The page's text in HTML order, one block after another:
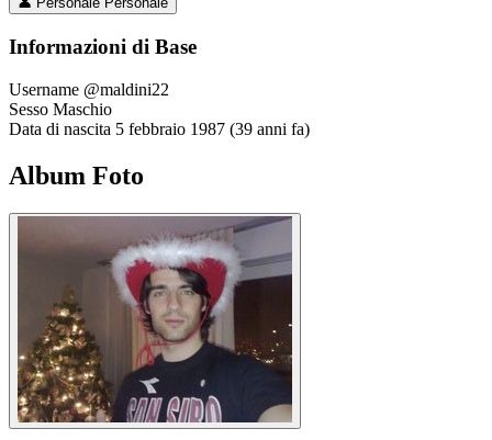
Informazioni di Base
Username @maldini22
Sesso Maschio
Data di nascita 5 febbraio 1987 (39 anni fa)
Album Foto